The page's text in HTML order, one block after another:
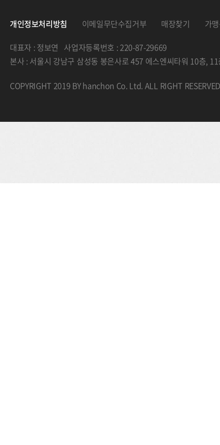
개인정보처리방침 이메일무단수집거부 매장찾기
가
대표자 : 정보연 사업자등록번호 : 220-87-29669
본사 : 서울시 강남구 삼성동 봉은사로 457 에스엔씨타워 10층,
COPYRIGHT 2019 BY hanchon Co. Ltd. ALL RIGHT